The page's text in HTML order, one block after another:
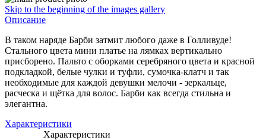
Skip to the beginning of the images gallery
Описание
В таком наряде Барби затмит любого даже в Голливуде!
Стального цвета мини платье на лямках вертикально
присборено. Пальто с оборками серебряного цвета и красной
подкладкой, белые чулки и туфли, сумочка-клатч и так
необходимые для каждой девушки мелочи - зеркальце,
расческа и щётка для волос. Барби как всегда стильна и
элегантна.
Характеристики
Характеристики